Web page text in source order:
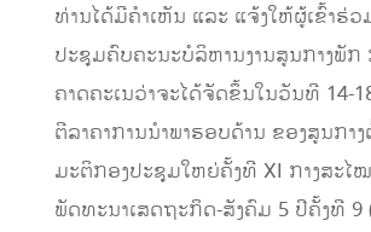
ທ່ານໄດ້ມີຄຳເຫັນ ແລະ ແຈ້ງໃຫ້ຜູ້ເຂົ້າຮ່ວ
ປະຊຸມຄົບຄະນະບໍລິຫານງານສູນກາງພັກ
ຄາດຄະເນວ່າຈະໄດ້ຈັດຂຶ້ນໃນວັນທີ 14-
ຕີລາຄາການນໍາພາຮອບດ້ານ ຂອງສູນກາ
ມະຕິກອງປະຊຸມໃຫຍ່ຄັ້ງທີ XI ກາງສະໄ
ພັດທະນາເສດຖະກິດ-ສັງຄົມ 5 ປີຄັ້ງທີ 9